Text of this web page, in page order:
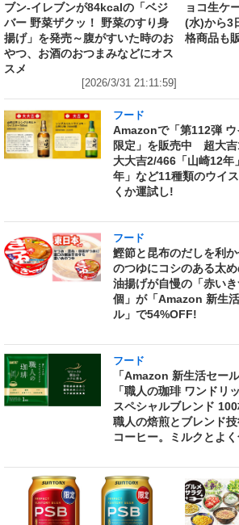
ブン‐イレブンが84kcalの「ベジ
バー 野菜ザクッ！ 野菜のすり身
揚げ」を発売～腹がすいた時のお
やつ、お酒のおつまみなどにオス
スメ
[2026/3/31 21:11:59]
ョコ生ケ
(水)から3
格商品も
フード
Amazonで「第112弾 ウ
限定」を販売中 超大吉
大大吉2/466「山崎12
年」など11種類のウイ
くか運試し!
フード
鰹節と昆布のだしを利
のつゆにコシのある太
油揚げが自慢の「赤い
個」が「Amazon 新生
ル」で54%OFF!
フード
「Amazon 新生活セー
「職人の珈琲 ワンドリ
スペシャルブレンド
職人の焙煎とブレンド
コーヒー。ミルクとよ